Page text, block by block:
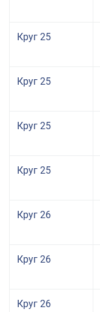
Круг 25
Круг 25
Круг 25
Круг 25
Круг 26
Круг 26
Круг 26